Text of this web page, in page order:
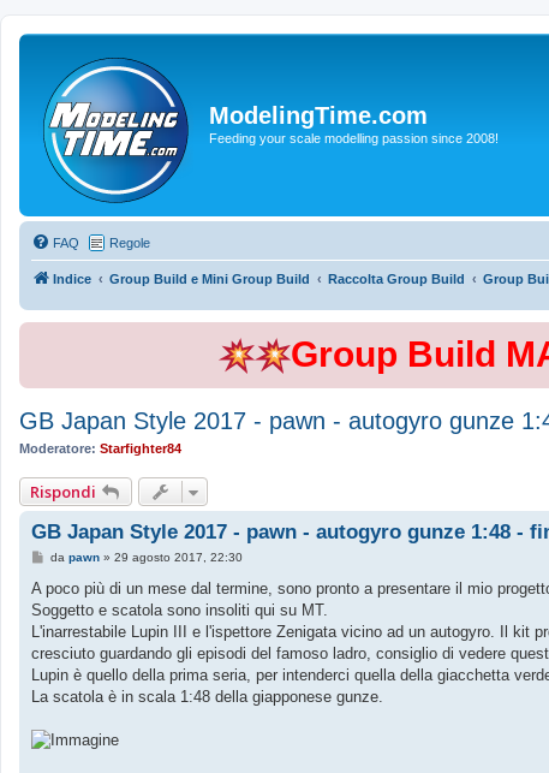
ModelingTime.com
Feeding your scale modelling passion since 2008!
FAQ Regole
Indice Group Build e Mini Group Build Raccolta Group Build Group
Group Build
GB Japan Style 2017 - pawn - autogyro gunze
Moderatore: Starfighter84
Rispondi
GB Japan Style 2017 - pawn - autogyro gunze 1:48 -
M
s
s
a
g
i
o
da pawn» 29 agosto 2017, 22:30
A poco più di un mese dal termine, sono pronto a presentare il mio
Soggetto e scatola sono insoliti qui su MT.
L'inarrestabile Lupin III e l'ispettore Zenigata vicino ad un autogyro. Il kit
cresciuto guardando gli episodi del famoso ladro, consiglio di vedere
Lupin è quello della prima seria, per intenderci quella della giacchetta
La scatola è in scala 1:48 della giapponese gunze.